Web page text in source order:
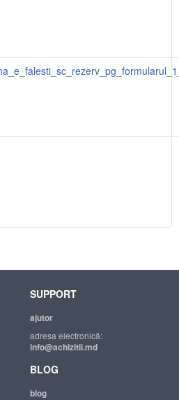
SUPPORT
ajutor
adresa electronică:
info@achizitii.md
BLOG
blog